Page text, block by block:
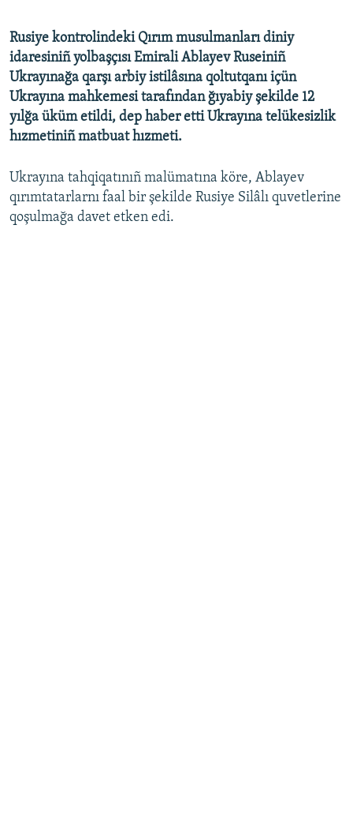
RFE/RS bütün saytları
Rusiye kontrolindeki Qırım musulmanları diniy
idaresiniñ yolbaşçısı Emirali Ablayev Ruseiniñ
Ukrayınağa qarşı arbiy istilâsına qoltutqanı içün
Ukrayına mahkemesi tarafından ğıyabiy şekilde 12
yılğa üküm etildi, dep haber etti Ukrayına telükesizlik
hızmetiniñ matbuat hızmeti.
Ukrayına tahqiqatınıñ malümatına köre, Ablayev
qırımtatarlarnı faal bir şekilde Rusiye Silâlı quvetlerine
qoşulmağa davet etken edi.